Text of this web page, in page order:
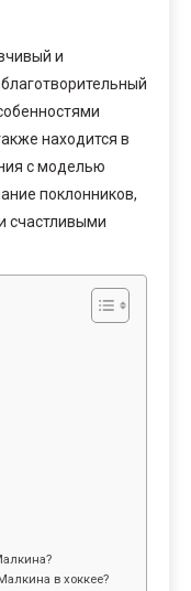
и
находится в
с моделью
поклонников,
счастливыми
в хоккее?